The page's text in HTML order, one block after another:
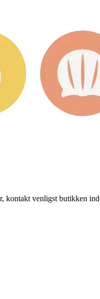
kontakt venligst butikken